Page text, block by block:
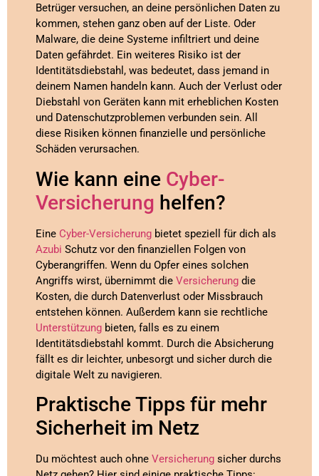
Betrüger versuchen, an deine persönlichen Daten zu
kommen, stehen ganz oben auf der Liste. Oder
Malware, die deine Systeme infiltriert und deine
Daten gefährdet. Ein weiteres Risiko ist der
Identitätsdiebstahl, was bedeutet, dass jemand in
deinem Namen handeln kann. Auch der Verlust oder
Diebstahl von Geräten kann mit erheblichen Kosten
und Datenschutzproblemen verbunden sein. All
diese Risiken können finanzielle und persönliche
Schäden verursachen.
Wie kann eine Cyber-
Versicherung helfen?
Eine Cyber-Versicherung bietet speziell für dich als
Azubi Schutz vor den finanziellen Folgen von
Cyberangriffen. Wenn du Opfer eines solchen
Angriffs wirst, übernimmt die Versicherung die
Kosten, die durch Datenverlust oder Missbrauch
entstehen können. Außerdem kann sie rechtliche
Unterstützung bieten, falls es zu einem
Identitätsdiebstahl kommt. Durch die Absicherung
fällt es dir leichter, unbesorgt und sicher durch die
digitale Welt zu navigieren.
Praktische Tipps für mehr
Sicherheit im Netz
Du möchtest auch ohne Versicherung sicher durchs